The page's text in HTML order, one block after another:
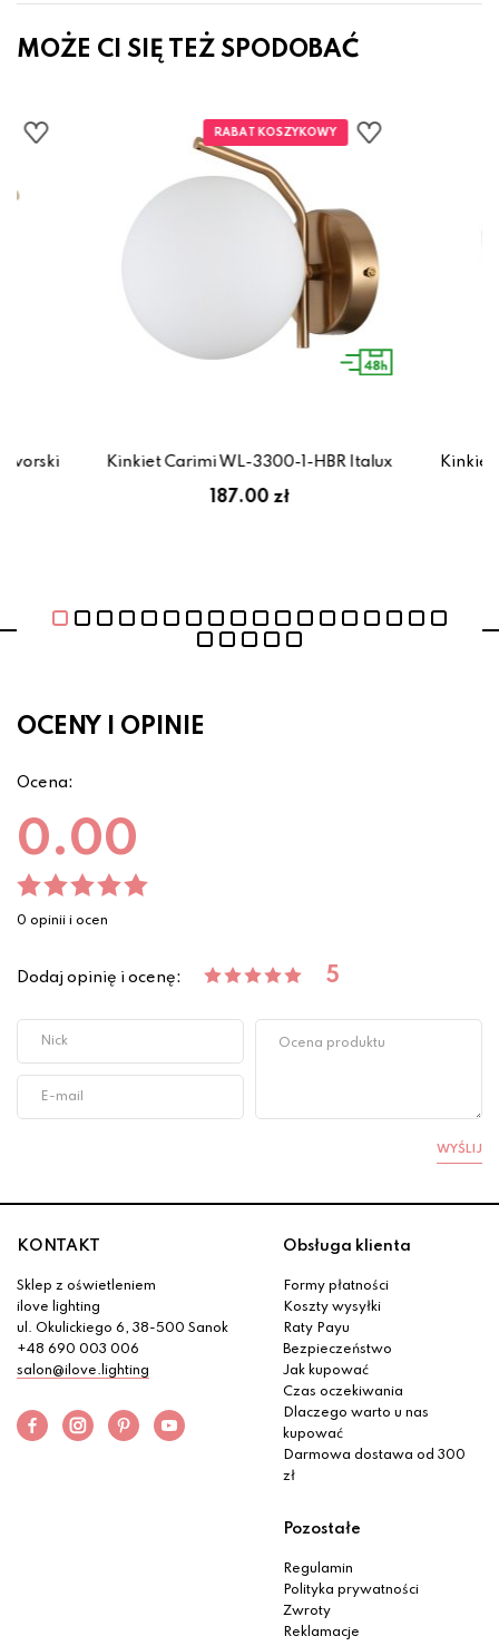
MOŻE CI SIĘ TEŻ SPODOBAĆ
Kinkiet Carimi WL-3300-1-HBR Italux
187.00 zł
Kinkiet
OCENY I OPINIE
Ocena:
0.00
0 opinii i ocen
Dodaj opinię i ocenę: 5
WYŚLIJ
KONTAKT
Sklep z oświetleniem
ilove lighting
ul. Okulickiego 6, 38-500 Sanok
+48 690 003 006
salon@ilove.lighting
Obsługa klienta
Formy płatności
Koszty wysyłki
Raty Payu
Bezpieczeństwo
Jak kupować
Czas oczekiwania
Dlaczego warto u nas
kupować
Darmowa dostawa od 300
zł
Pozostałe
Regulamin
Polityka prywatności
Zwroty
Reklamacje